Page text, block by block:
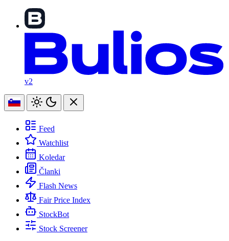
v2
Feed
Watchlist
Koledar
Članki
Flash News
Fair Price Index
StockBot
Stock Screener